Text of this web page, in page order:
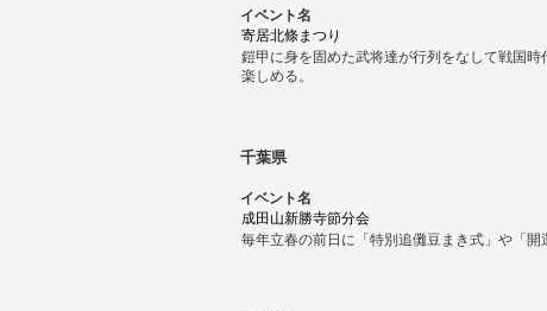
イベント名
寄居北條まつり
鎧甲に身を固めた武将達が行列をなして戦国
楽しめる。
千葉県
イベント名
成田山新勝寺節分会
毎年立春の前日に「特別追儺豆まき式」や「開